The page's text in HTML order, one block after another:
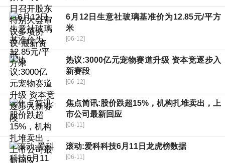
6月12日生意社玻璃基准价为12.85元/平方
米
[06-12]
热议:3000亿元宠物赛道升级 资本竞逐步入
新赛段
[06-12]
焦点简讯:股价跌超15%，机构扎堆卖出，上
市公司最新回应
[06-11]
滚动:爱科科技6月11日龙虎榜数据
[06-11]